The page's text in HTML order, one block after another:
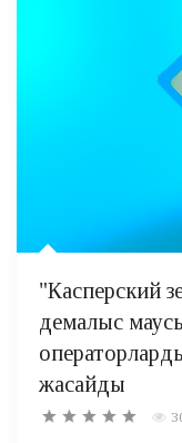
"Касперский
демалыс
жасайды